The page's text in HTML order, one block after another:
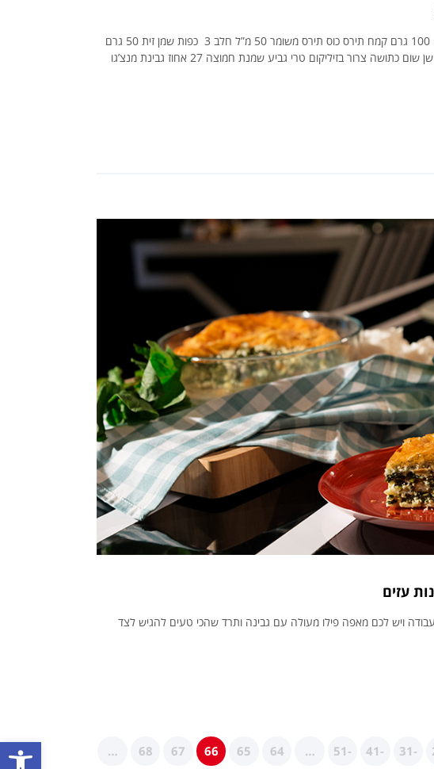
פתח סרגל נגישות
פולנטה מהירה עם עגבניות המרכיבים: 100 גרם קמח תירס כוס תירס משומר 50 מ”ל חלב 3 כפות שמן זית 50 גרם
חמאה עם שמן זית 2 עגבניות קצוצות שן שום כתושה צרור בזיליקום טרי גביע שמנת חמוצה 27 אחוז גבינת מנצ’גו
עזים
לכל אחד בבית, 10 דקות עבודה ויש לכם מאפה פילו מעולה עם גבינה ותרד שהכי טעים להגיש לצד
31-
41-
51-
…
64
65
66
67
68
…